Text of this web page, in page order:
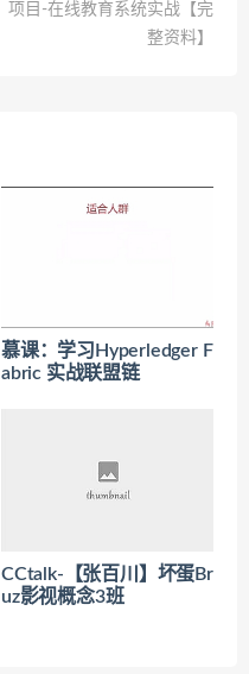
项目-在线教育系统实战【完
整资料】
慕课：学习Hyperledger F
abric 实战联盟链
CCtalk-【张百川】坏蛋Br
uz影视概念3班